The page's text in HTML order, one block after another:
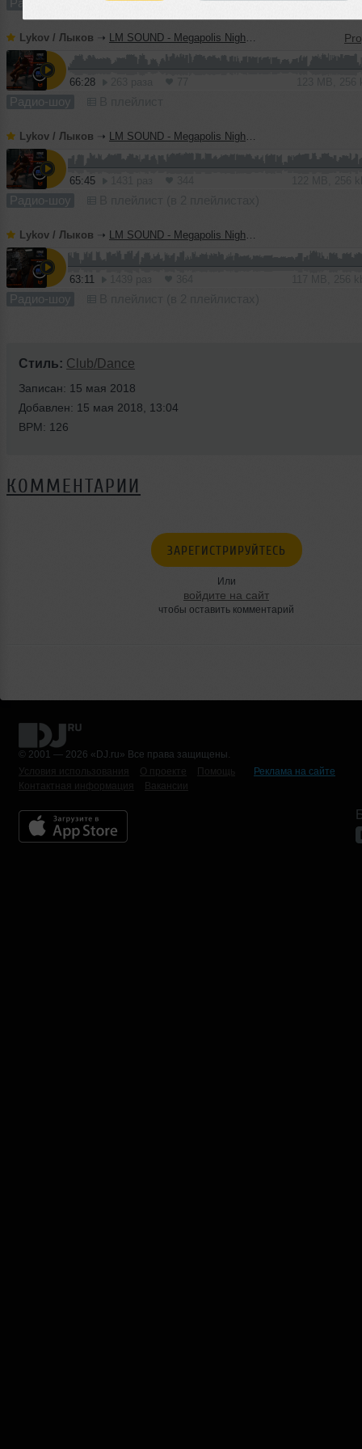
Lykov / Лыков ➝ LM SOUND - Megapolis Night 14.07.2026
66:28
Радио-шоу
Lykov / Лыков ➝ LM SOUND - Megapolis Night 07.07.2026
65:45
Радио-шоу
Lykov / Лыков ➝ LM SOUND - Megapolis Night 30.06.2026
63:11
Радио-шоу
Стиль: Club/Dance
Записан: 15 мая 2018
Добавлен: 15 мая 2018, 13:04
BPM: 126
КОММЕНТАРИИ
ЗАРЕГИСТРИРУЙТЕСЬ
Или
войдите на сайт
чтобы оставить комментарий
© 2001 — 2026 «DJ.ru» Все права защищены.
Условия использования
О проекте Помощь
Реклама на сайте
Контактная информация
Вакансии